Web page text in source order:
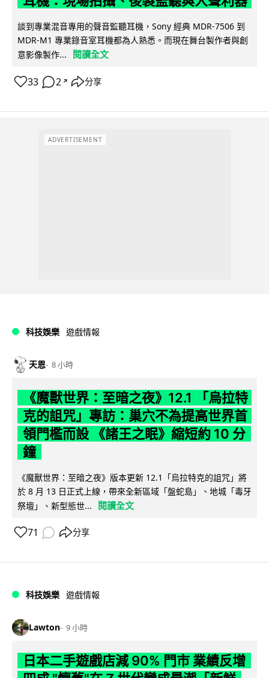
談到專業混音專用的聲音監聽耳機，Sony 經典 MDR-7506 到
MDR-M1 專業錄音室耳機都為人熟悉。而現在舞台製作者與創
意影像製作...
閱讀全文
33 2 ↗ 分享
ADVERTISEMENT
科技娛樂 遊戲情報
天恩 8 小時
《魔獸世界：至暗之夜》12.1 「烏拉特
克的詛咒」專訪：巢穴不為提高世界首
領門檻而設 《諸王之眠》縮短約 10 分
鐘
《魔獸世界：至暗之夜》版本更新 12.1「烏拉特克的詛咒」將
於 8 月 13 日正式上線，帶來全新區域「盤蛇島」、地城「毒牙
祭壇」、新型態世...
閱讀全文
71 分享
科技娛樂 遊戲情報
Lawton 9 小時
日本二手遊戲店減 90% 門市 業績反增